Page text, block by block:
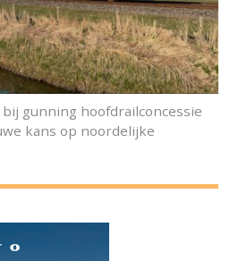
gunning hoofdrailconcessie
kans op noordelijke